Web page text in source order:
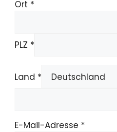
Ort *
PLZ *
Land *
E-Mail-Adresse *